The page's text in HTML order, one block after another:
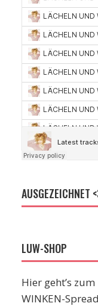
AUSGEZEICHNET
LUW-SHOP
Hier geht’s zum
WINKEN-